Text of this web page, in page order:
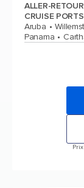
ALLER-
CRUISE PORTS
Aruba
Panama